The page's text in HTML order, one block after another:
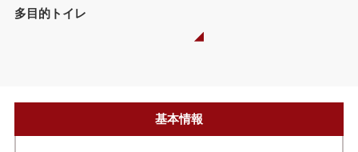
多目的トイレ
基本情報